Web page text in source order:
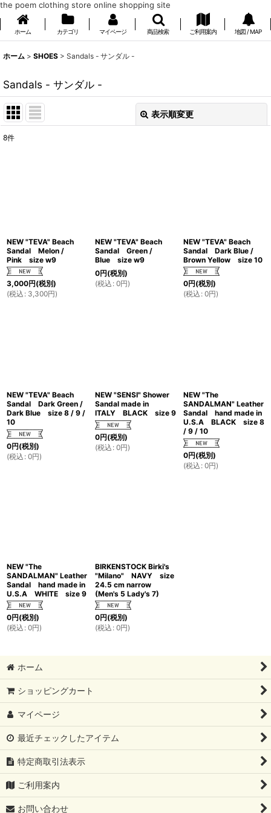
the poem clothing store online shopping site
ホーム カテゴリ マイページ 商品検索 ご利用案内 地図 / MAP
ホーム > SHOES > Sandals - サンダル -
Sandals - サンダル -
表示順変更
8件
NEW "TEVA" Beach
Sandal Melon /
Pink size w9
3,000円(税別)
(税込 : 3,300円)
NEW "TEVA" Beach
Sandal Green /
Blue size w9
0円(税別)
(税込 : 0円)
NEW "TEVA" Beach
Sandal Dark Blue /
Brown Yellow size 10
0円(税別)
(税込 : 0円)
NEW "TEVA" Beach
Sandal Dark Green /
Dark Blue size 8 / 9 /
10
0円(税別)
(税込 : 0円)
NEW "SENSI" Shower
Sandal made in
ITALY BLACK size 9
0円(税別)
(税込 : 0円)
NEW "The
SANDALMAN" Leather
Sandal hand made in
U.S.A BLACK size 8
/ 9 / 10
0円(税別)
(税込 : 0円)
NEW "The
SANDALMAN" Leather
Sandal hand made in
U.S.A WHITE size 9
0円(税別)
(税込 : 0円)
BIRKENSTOCK Birki's
"Milano" NAVY size
24.5 cm narrow
(Men's 5 Lady's 7)
0円(税別)
(税込 : 0円)
ホーム
ショッピングカート
マイページ
最近チェックしたアイテム
特定商取引法表示
ご利用案内
お問い合わせ